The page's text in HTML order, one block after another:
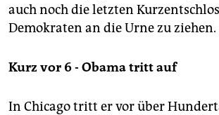
auch noch die letzten
Demokraten an die Urne zu ziehen.
Kurz vor 6 - Obama tritt auf
In Chicago tritt er vor über